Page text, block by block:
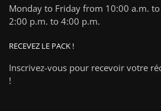
Monday to Friday from 10:00 a.m.
2:00 p.m. to 4:00 p.m.
RECEVEZ LE PACK !
Inscrivez-vous pour recevoir votre
!